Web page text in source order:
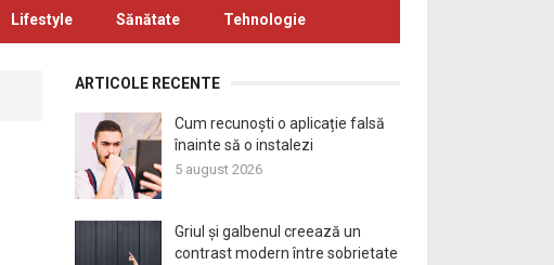
Lifestyle Sănătate Tehnologie
ARTICOLE RECENTE
Cum recunoști o aplicație falsă
înainte să o instalezi
5 august 2026
Griul și galbenul creează un
contrast modern între sobrietate